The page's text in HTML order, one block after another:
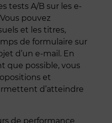
tests A/B sur les e-
pouvez
et les titres,
de formulaire sur
d’un e-mail. En
que possible, vous
et
d’atteindre
de performance